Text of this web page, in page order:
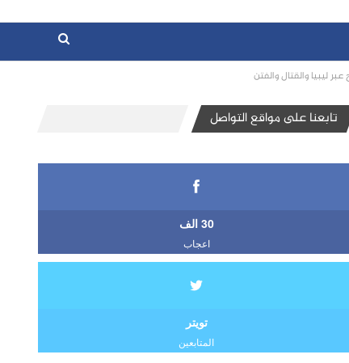
ليبيا والقتال والفتن
تابعنا على مواقع التواصل
30 الف
اعجاب
تويتر
المتابعين